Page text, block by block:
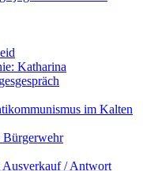
Katharina
im Kalten
Bürgerwehr
Ausverkauf / Antwort